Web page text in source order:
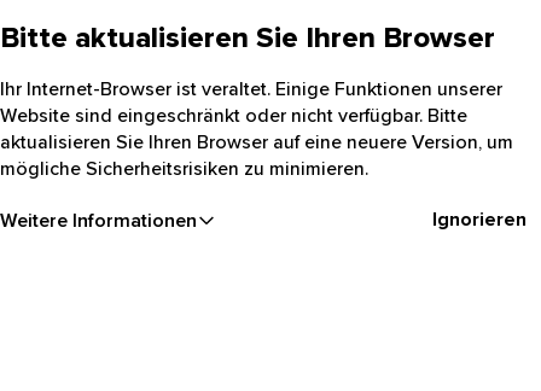
Bitte aktualisieren Sie Ihren Browser
Ihr Internet-Browser ist veraltet. Einige Funktionen unserer
Website sind eingeschränkt oder nicht verfügbar. Bitte
aktualisieren Sie Ihren Browser auf eine neuere Version, um
mögliche Sicherheitsrisiken zu minimieren.
Weitere Informationen Ignorieren